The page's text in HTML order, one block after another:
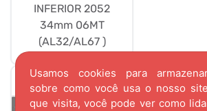
Usamos cookies para
sobre como você usa o nosso
que visita, você pode ver como
INFERIOR 2052
34mm 06MT
(AL32/AL67 )